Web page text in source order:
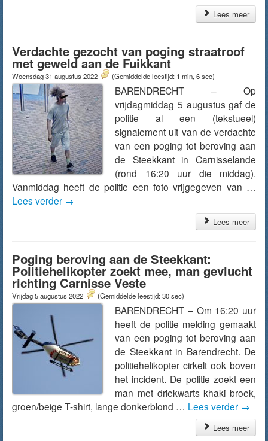
Lees meer
Verdachte gezocht van poging straatroof
met geweld aan de Fuikkant
Woensdag 31 augustus 2022 (Gemiddelde leestijd: 1 min, 6 sec)
BARENDRECHT – Op
vrijdagmiddag 5 augustus gaf de
politie al een (tekstueel)
signalement uit van de verdachte
van een poging tot beroving aan
de Steekkant in Carnisselande
(rond 16:20 uur die middag).
Vanmiddag heeft de politie een foto vrijgegeven van …
Lees verder →
Lees meer
Poging beroving aan de Steekkant:
Politiehelikopter zoekt mee, man gevlucht
richting Carnisse Veste
Vrijdag 5 augustus 2022 (Gemiddelde leestijd: 30 sec)
BARENDRECHT – Om 16:20 uur
heeft de politie melding gemaakt
van een poging tot beroving aan
de Steekkant in Barendrecht. De
politiehelikopter cirkelt ook boven
het incident. De politie zoekt een
man met driekwarts khaki broek,
groen/beige T-shirt, lange donkerblond … Lees verder →
Lees meer